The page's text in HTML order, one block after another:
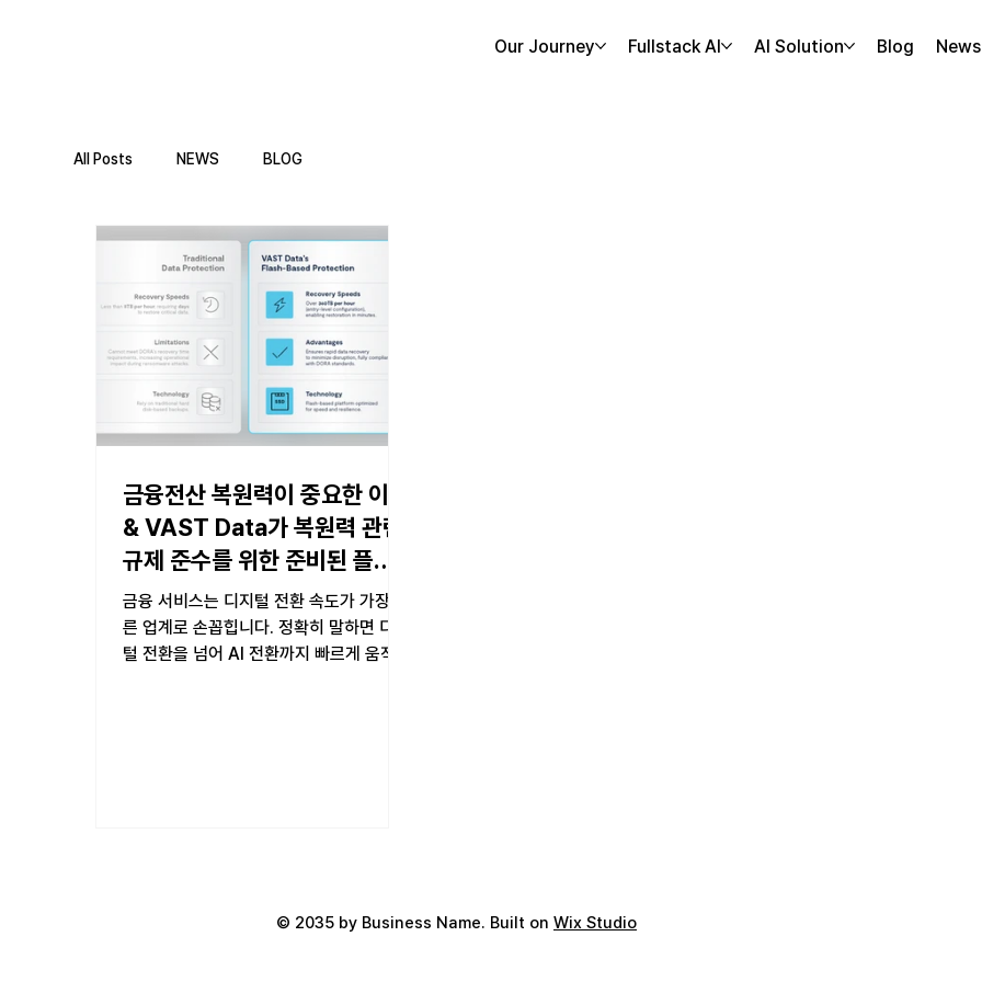
Our Journey Fullstack AI AI Solution Blog News
All Posts NEWS BLOG
금융전산 복원력이 중요한 이유
& VAST Data가 복원력 관련
규제 준수를 위한 준비된 플랫
폼인 이유
금융 서비스는 디지털 전환 속도가 가장 빠
른 업계로 손꼽힙니다. 정확히 말하면 디지
털 전환을 넘어 AI 전환까지 빠르게 움직이
© 2035 by Business Name. Built on Wix Studio